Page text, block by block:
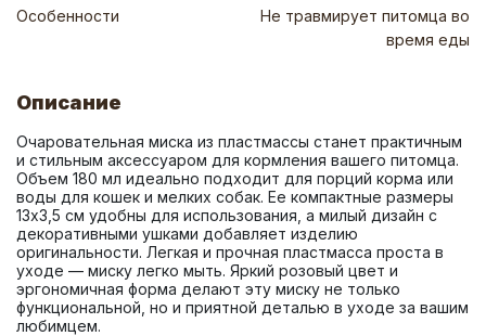
Особенности
Не травмирует питомца во
время еды
Описание
Очаровательная миска из пластмассы станет практичным
и стильным аксессуаром для кормления вашего питомца.
Объем 180 мл идеально подходит для порций корма или
воды для кошек и мелких собак. Ее компактные размеры
13х3,5 см удобны для использования, а милый дизайн с
декоративными ушками добавляет изделию
оригинальности. Легкая и прочная пластмасса проста в
уходе — миску легко мыть. Яркий розовый цвет и
эргономичная форма делают эту миску не только
функциональной, но и приятной деталью в уходе за вашим
любимцем.